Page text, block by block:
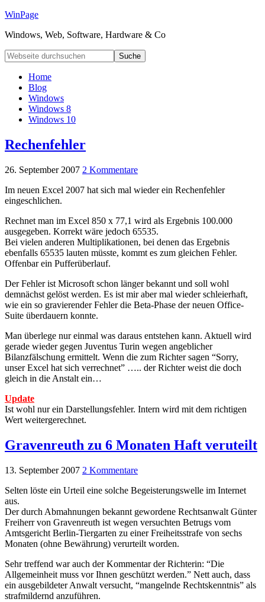
WinPage
Windows, Web, Software, Hardware & Co
Home
Blog
Windows
Windows 8
Windows 10
Rechenfehler
26. September 2007 2 Kommentare
Im neuen Excel 2007 hat sich mal wieder ein Rechenfehler
eingeschlichen.
Rechnet man im Excel 850 x 77,1 wird als Ergebnis 100.000
ausgegeben. Korrekt wäre jedoch 65535.
Bei vielen anderen Multiplikationen, bei denen das Ergebnis
ebenfalls 65535 lauten müsste, kommt es zum gleichen Fehler.
Offenbar ein Pufferüberlauf.
Der Fehler ist Microsoft schon länger bekannt und soll wohl
demnächst gelöst werden. Es ist mir aber mal wieder schleierhaft,
wie ein so gravierender Fehler die Beta-Phase der neuen Office-
Suite überdauern konnte.
Man überlege nur einmal was daraus entstehen kann. Aktuell wird
gerade wieder gegen Juventus Turin wegen angeblicher
Bilanzfälschung ermittelt. Wenn die zum Richter sagen “Sorry,
unser Excel hat sich verrechnet” ….. der Richter weist die doch
gleich in die Anstalt ein…
Update
Ist wohl nur ein Darstellungsfehler. Intern wird mit dem richtigen
Wert weitergerechnet.
Gravenreuth zu 6 Monaten Haft veruteilt
13. September 2007 2 Kommentare
Selten löste ein Urteil eine solche Begeisterungswelle im Internet
aus.
Der durch Abmahnungen bekannt gewordene Rechtsanwalt Günter
Freiherr von Gravenreuth ist wegen versuchten Betrugs vom
Amtsgericht Berlin-Tiergarten zu einer Freiheitsstrafe von sechs
Monaten (ohne Bewährung) verurteilt worden.
Sehr treffend war auch der Kommentar der Richterin: “Die
Allgemeinheit muss vor Ihnen geschützt werden.” Nett auch, dass
ein ausgebildeter Anwalt versucht, “mangelnde Rechtskenntnis” als
strafmildernd anzuführen.